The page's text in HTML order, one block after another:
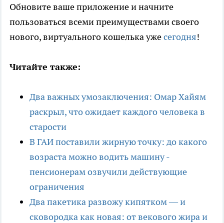
Обновите ваше приложение и начните
пользоваться всеми преимуществами своего
нового, виртуального кошелька ужесегодня!
Читайте также:
Два важных умозаключения: Омар Хайям
раскрыл, что ожидает каждого человека в
старости
В ГАИ поставили жирную точку: до какого
возраста можно водить машину -
пенсионерам озвучили действующие
ограничения
Два пакетика развожу кипятком — и
сковородка как новая: от векового жира и